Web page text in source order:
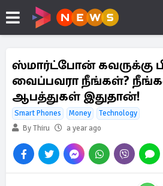
ஸ்மார்ட்போன் கவருக்கு
வைப்பவரா நீங்கள்?
ஆபத்துகள் இதுதான்!
Smart Phones Money
Technology
By Thiru
a year ago